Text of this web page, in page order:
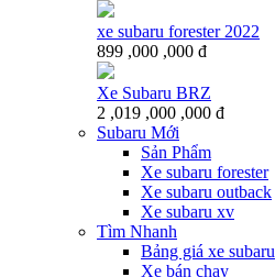
xe subaru forester 2022
899 ,000 ,000 đ
Xe Subaru BRZ
2 ,019 ,000 ,000 đ
Subaru Mới
Sản Phẩm
Xe subaru forester
Xe subaru outback
Xe subaru xv
Tìm Nhanh
Bảng giá xe subaru
Xe bán chạy